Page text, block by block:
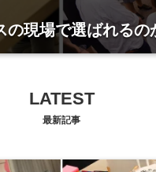
Hub」
LATEST
最新記事